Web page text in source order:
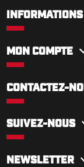
INFORMATIONS
MON COMPTE
CONTACTEZ-
SUIVEZ-NOUS
NEWSLETTER